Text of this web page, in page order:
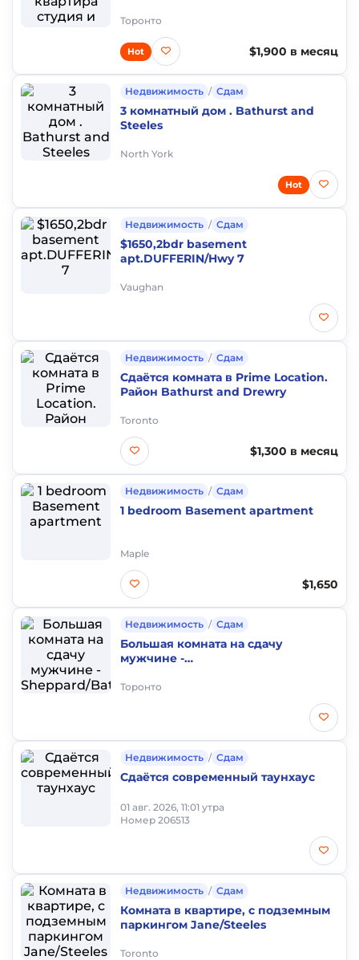
Торонто
$1,900 в месяц
Hot
Недвижимость / Сдам
3 комнатный дом . Bathurst and
Steeles
North York
Hot
Недвижимость / Сдам
$1650,2bdr basement
apt.DUFFERIN/Hwy 7
Vaughan
Недвижимость / Сдам
Сдаётся комната в Prime Location.
Район Bathurst and Drewry
Toronto
$1,300 в месяц
Недвижимость / Сдам
1 bedroom Basement apartment
Maple
$1,650
Недвижимость / Сдам
Большая комната на сдачу
мужчине -
Торонто
Недвижимость / Сдам
Сдаётся современный таунхаус
01 авг. 2026, 11:01 утра
Номер 206513
Недвижимость / Сдам
Комната в квартире, с подземным
паркингом Jane/Steeles
Toronto